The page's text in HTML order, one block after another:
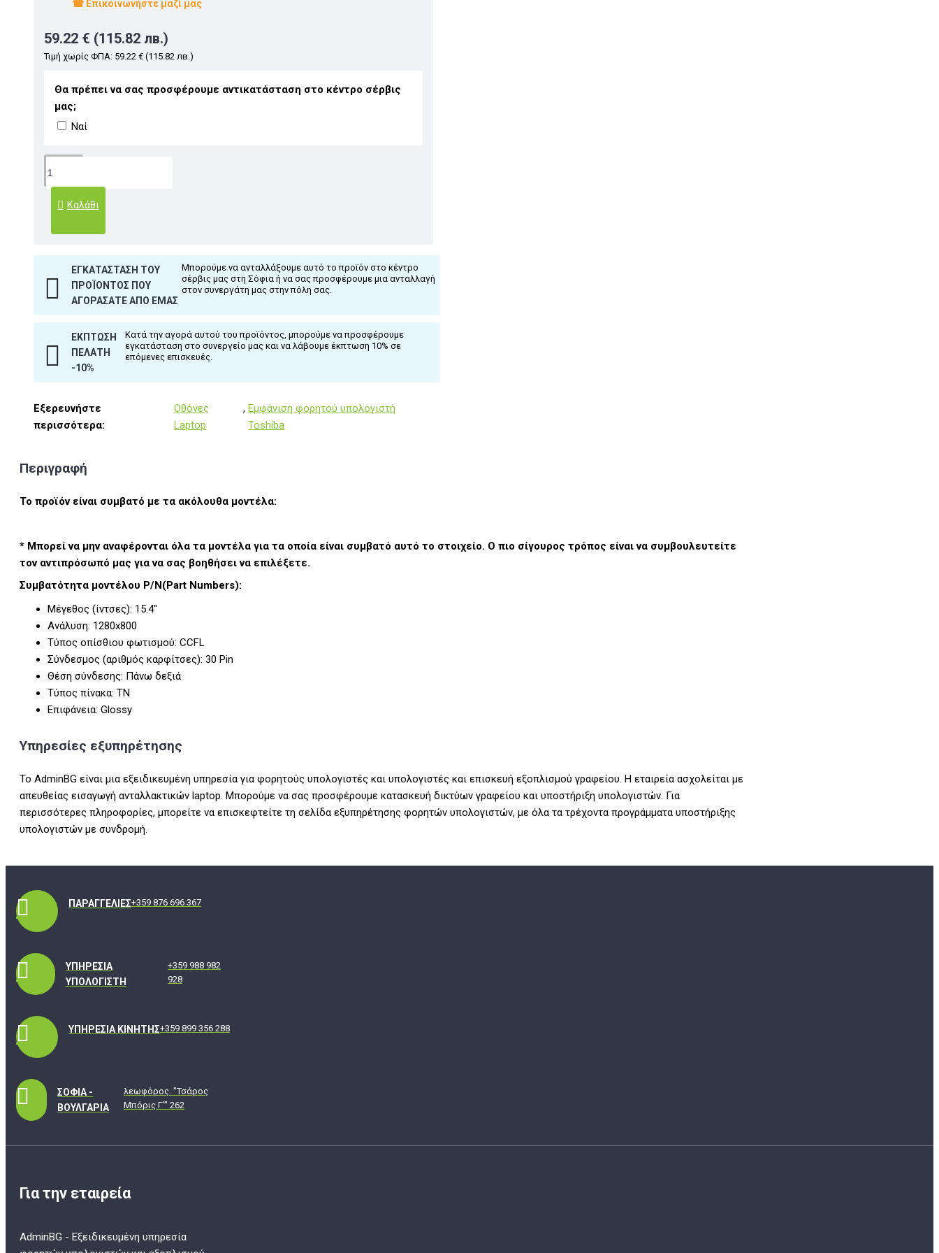
☎ Επικοινωνήστε μαζί μας
59.22 € (115.82 лв.)
Τιμή χωρίς ΦΠΑ: 59.22 € (115.82 лв.)
Θα πρέπει να σας προσφέρουμε αντικατάσταση στο κέντρο σέρβις
μας;
Ναί
Καλάθι
ΕΓΚΑΤΆΣΤΑΣΗ ΤΟΥ
ΠΡΟΪΌΝΤΟΣ ΠΟΥ
ΑΓΟΡΆΣΑΤΕ ΑΠΌ ΕΜΆΣ
Μπορούμε να ανταλλάξουμε αυτό το προϊόν στο κέντρο
σέρβις μας στη Σόφια ή να σας προσφέρουμε μια ανταλλαγή
στον συνεργάτη μας στην πόλη σας.
ΈΚΠΤΩΣΗ
ΠΕΛΆΤΗ
-10%
Κατά την αγορά αυτού του προϊόντος, μπορούμε να προσφέρουμε
εγκατάσταση στο συνεργείο μας και να λάβουμε έκπτωση 10% σε
επόμενες επισκευές.
Εξερευνήστε
περισσότερα:
Οθόνες
Laptop
,Εμφάνιση φορητού υπολογιστή
Toshiba
Περιγραφή
Το προϊόν είναι συμβατό με τα ακόλουθα μοντέλα:
* Μπορεί να μην αναφέρονται όλα τα μοντέλα για τα οποία είναι συμβατό αυτό το στοιχείο. Ο πιο σίγουρος τρόπος είναι να συμβουλευτείτε
τον αντιπρόσωπό μας για να σας βοηθήσει να επιλέξετε.
Συμβατότητα μοντέλου P/N(Part Numbers):
Μέγεθος (ίντσες): 15.4"
Ανάλυση: 1280x800
Τύπος οπίσθιου φωτισμού: CCFL
Σύνδεσμος (αριθμός καρφίτσες): 30 Pin
Θέση σύνδεσης: Πάνω δεξιά
Τύπος πίνακα: TN
Επιφάνεια: Glossy
Υπηρεσίες εξυπηρέτησης
Το AdminBG είναι μια εξειδικευμένη υπηρεσία για φορητούς υπολογιστές και υπολογιστές και επισκευή εξοπλισμού γραφείου. Η εταιρεία ασχολείται με
απευθείας εισαγωγή ανταλλακτικών laptop. Μπορούμε να σας προσφέρουμε κατασκευή δικτύων γραφείου και υποστήριξη υπολογιστών. Για
περισσότερες πληροφορίες, μπορείτε να επισκεφτείτε τη σελίδα εξυπηρέτησης φορητών υπολογιστών, με όλα τα τρέχοντα προγράμματα υποστήριξης
υπολογιστών με συνδρομή.
ΠΑΡΑΓΓΕΛΊΕΣ+359 876 696 367
ΥΠΗΡΕΣΊΑ
ΥΠΟΛΟΓΙΣΤΉ
+359 988 982
928
ΥΠΗΡΕΣΊΑ ΚΙΝΗΤΉΣ+359 899 356 288
ΣΌΦΙΑ -
ΒΟΥΛΓΑΡΊΑ
λεωφόρος. "Τσάρος
Μπόρις Γ'" 262
Για την εταιρεία
AdminBG - Εξειδικευμένη υπηρεσία